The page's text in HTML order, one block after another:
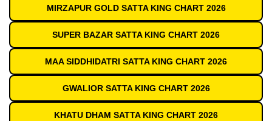
MIRZAPUR GOLD SATTA KING CHART 2026
SUPER BAZAR SATTA KING CHART 2026
MAA SIDDHIDATRI SATTA KING CHART 2026
GWALIOR SATTA KING CHART 2026
KHATU DHAM SATTA KING CHART 2026